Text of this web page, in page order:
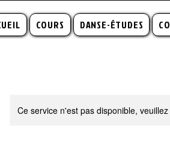
COURS DANSE-ÉTUDES
Ce service n'est pas disponible,